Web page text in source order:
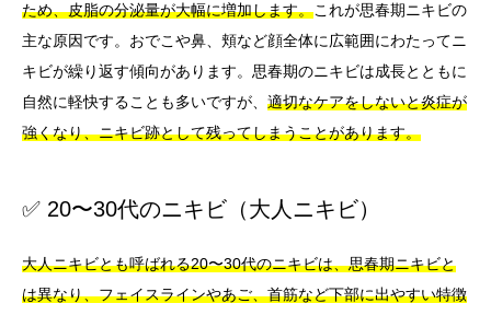
ため、皮脂の分泌量が大幅に増加します。これが思春期ニキビの
主な原因です。おでこや鼻、頬など顔全体に広範囲にわたってニ
キビが繰り返す傾向があります。思春期のニキビは成長とともに
自然に軽快することも多いですが、 適切なケアをしないと炎症が
強くなり、ニキビ跡として残ってしまうことがあります。
✅ 20〜30代のニキビ（大人ニキビ）
大人ニキビとも呼ばれる20〜30代のニキビは、思春期ニキビと
は異なり、フェイスラインやあご、首筋など下部に出やすい特徴